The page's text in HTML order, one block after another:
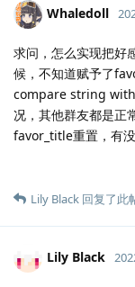
Whaledoll
求问，怎么实现把好
候，不知道赋予了
compare string with
况，其他群友都是正
favor_title重置，有
Lily Black 回复了此
Lily Black